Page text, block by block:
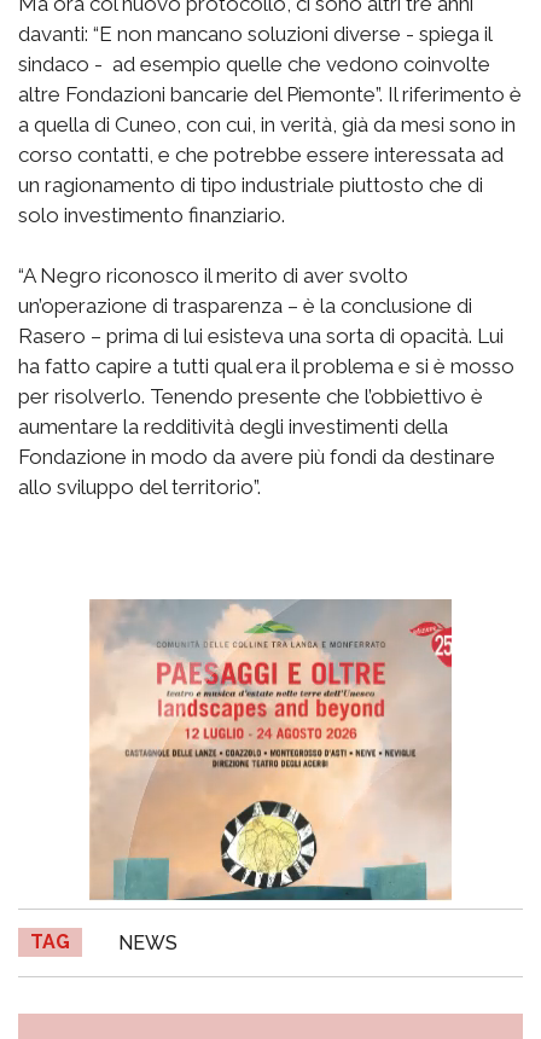
davanti: “E non mancano soluzioni diverse - spiega il
sindaco - ad esempio quelle che vedono coinvolte
altre Fondazioni bancarie del Piemonte”. Il riferimento è
a quella di Cuneo, con cui, in verità, già da mesi sono in
corso contatti, e che potrebbe essere interessata ad
un ragionamento di tipo industriale piuttosto che di
solo investimento finanziario.
“A Negro riconosco il merito di aver svolto
un’operazione di trasparenza – è la conclusione di
Rasero – prima di lui esisteva una sorta di opacità. Lui
ha fatto capire a tutti qual era il problema e si è mosso
per risolverlo. Tenendo presente che l’obbiettivo è
aumentare la redditività degli investimenti della
Fondazione in modo da avere più fondi da destinare
allo sviluppo del territorio”.
TAG NEWS